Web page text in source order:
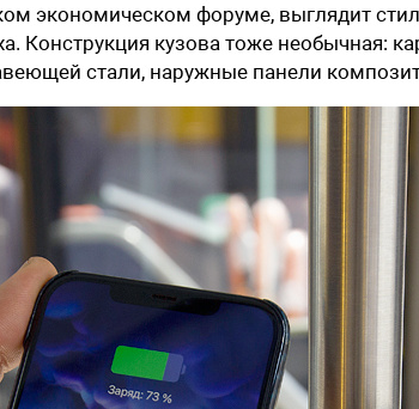
экономическом форуме, выглядит
Конструкция кузова тоже необычная:
стали, наружные панели